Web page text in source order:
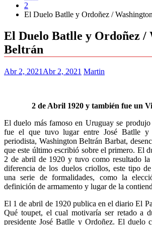
2
El Duelo Batlle y Ordoñez /
El Duelo Batlle y Ordoñez /
Beltrán
Abr 2, 2021 Abr 2, 2021 Martin
2 de Abril 1920 y también fue un
El duelo más famoso en Uruguay se
fue el que tuvo lugar entre José Batlle
periodista, Washington Beltrán Barbat,
que este último escribió sobre el primero.​ El
2 de abril de 1920 y tuvo como resultado
diferencia de los duelos criollos, este tipo
una serie de formalidades, como la
definición de armamento y lugar de la
El 1 de abril de 1920 publica en el diario El
Qué toupet, el cual motivaría ser retado a
presidente José Batlle y Ordoñez. El duelo